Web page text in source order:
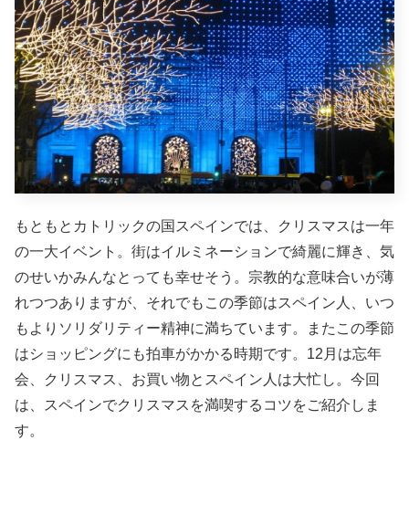
もともとカトリックの国スペインでは、クリスマスは一年
の一大イベント。街はイルミネーションで綺麗に輝き、気
のせいかみんなとっても幸せそう。宗教的な意味合いが薄
れつつありますが、それでもこの季節はスペイン人、いつ
もよりソリダリティー精神に満ちています。またこの季節
はショッピングにも拍車がかかる時期です。12月は忘年
会、クリスマス、お買い物とスペイン人は大忙し。今回
は、スペインでクリスマスを満喫するコツをご紹介しま
す。